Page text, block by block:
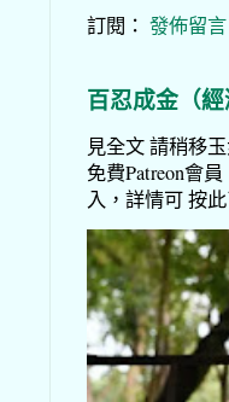
訂閱： 發佈留
百忍成金（
見全文 請稍移
免費Patreon會
入，詳情可 按